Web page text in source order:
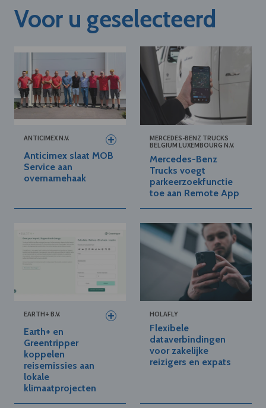
Voor u geselecteerd
ANTICIMEX N.V.
Anticimex slaat MOB
Service aan
overnamehaak
MERCEDES-BENZ TRUCKS
BELGIUM LUXEMBOURG N.V.
Mercedes-Benz
Trucks voegt
parkeerzoekfunctie
toe aan Remote App
EARTH+ B.V.
Earth+ en
Greentripper
koppelen
reisemissies aan
lokale
klimaatprojecten
HOLAFLY
Flexibele
dataverbindingen
voor zakelijke
reizigers en expats